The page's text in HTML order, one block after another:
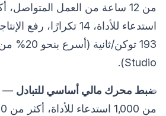
Studio).
ضبط محرك مالي أساسي للتبادل